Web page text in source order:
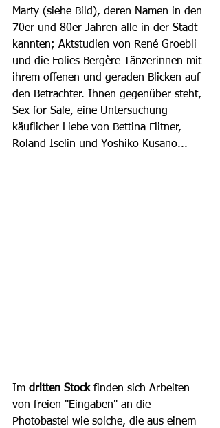
Marty (siehe Bild), deren Namen in den
70er und 80er Jahren alle in der Stadt
kannten; Aktstudien von René Groebli
und die Folies Bergère Tänzerinnen mit
ihrem offenen und geraden Blicken auf
den Betrachter. Ihnen gegenüber steht,
Sex for Sale, eine Untersuchung
käuflicher Liebe von Bettina Flitner,
Roland Iselin und Yoshiko Kusano...
Im dritten Stock finden sich Arbeiten
von freien "Eingaben" an die
Photobastei wie solche, die aus einem